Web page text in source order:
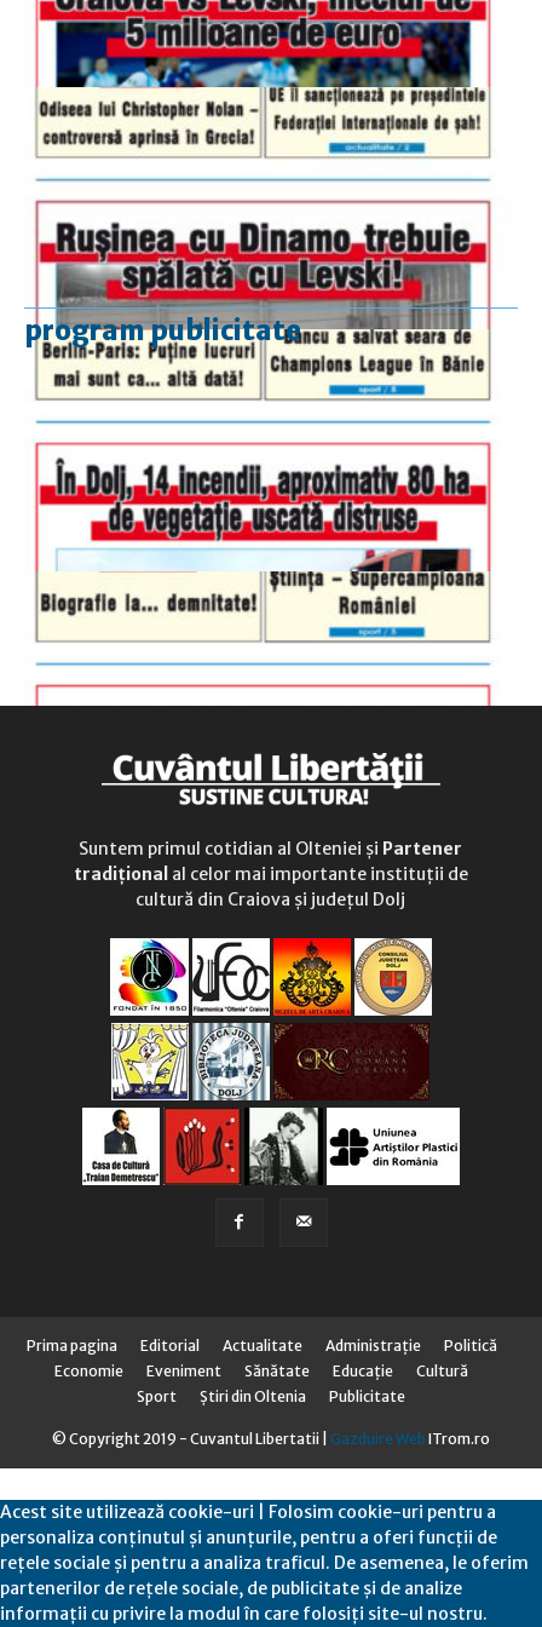
program publicitate
luni-vineri
9.00 - 17.00
duminică
9.00 - 12.00
Suntem primul cotidian al Olteniei și Partener
tradițional al celor mai importante instituții de
cultură din Craiova și județul Dolj
Prima pagina Editorial Actualitate Administraţie
Politică
Economie
Eveniment Sănătate Educaţie
Cultură
Sport
Știri din Oltenia Publicitate
© Copyright 2019 - Cuvantul Libertatii | Gazduire Web ITrom.ro
Acest site utilizează cookie-uri | Folosim cookie-uri pentru a
personaliza conținutul și anunțurile, pentru a oferi funcții de
rețele sociale și pentru a analiza traficul. De asemenea, le oferim
partenerilor de rețele sociale, de publicitate și de analize
informații cu privire la modul în care folosiți site-ul nostru.